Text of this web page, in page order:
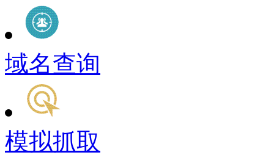
域名查询
模拟抓取